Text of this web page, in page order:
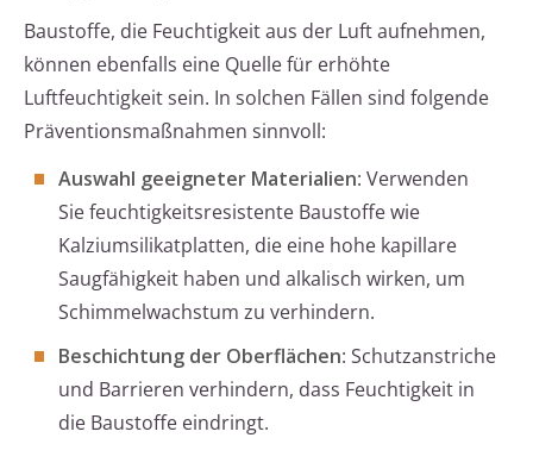
Baustoffe, die Feuchtigkeit aus der Luft aufnehmen,
können ebenfalls eine Quelle für erhöhte
Luftfeuchtigkeit sein. In solchen Fällen sind folgende
Präventionsmaßnahmen sinnvoll:
Auswahl geeigneter Materialien: Verwenden
Sie feuchtigkeitsresistente Baustoffe wie
Kalziumsilikatplatten, die eine hohe kapillare
Saugfähigkeit haben und alkalisch wirken, um
Schimmelwachstum zu verhindern.
Beschichtung der Oberflächen: Schutzanstriche
und Barrieren verhindern, dass Feuchtigkeit in
die Baustoffe eindringt.